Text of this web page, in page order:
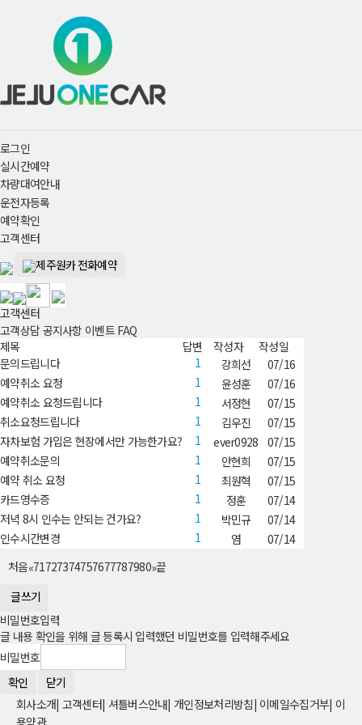
로그인
실시간예약
차량대여안내
운전자등록
예약확인
고객센터
제주원카 전화예약
고객센터
고객상담 공지사항 이벤트 FAQ
제목
답변 작성자
작성일
문의드립니다
1 강희선
07/16
예약취소 요청
1 윤성훈
07/16
예약취소 요청드립니다
1 서정현
07/15
취소요청드립니다
1 김우진
07/15
자차보험 가입은 현장에서만 가능한가요?
1 ever0928 07/15
예약취소문의
1 안현희
07/15
예약 취소 요청
1 최원혁
07/15
카드영수증
1 정훈
07/14
저녁 8시 인수는 안되는 건가요?
1 박민규
07/14
인수시간변경
1 염
07/14
처음«71727374757677787980»끝
글쓰기
비밀번호입력
글 내용 확인을 위해 글 등록시 입력했던 비밀번호를 입력해주세요
비밀번호
확인
닫기
회사소개| 고객센터| 셔틀버스안내| 개인정보처리방침| 이메일수집거부| 이